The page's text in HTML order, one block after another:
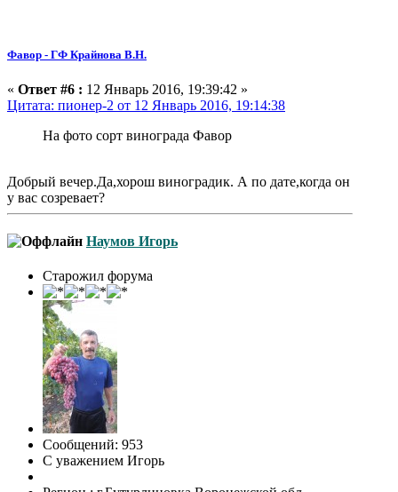
Фавор - ГФ Крайнова В.Н.
« Ответ #6 : 12 Январь 2016, 19:39:42 »
Цитата: пионер-2 от 12 Январь 2016, 19:14:38
На фото сорт винограда Фавор
Добрый вечер.Да,хорош виноградик. А по дате,когда он
у вас созревает?
Наумов Игорь
Старожил форума
Сообщений: 953
С уважением Игорь